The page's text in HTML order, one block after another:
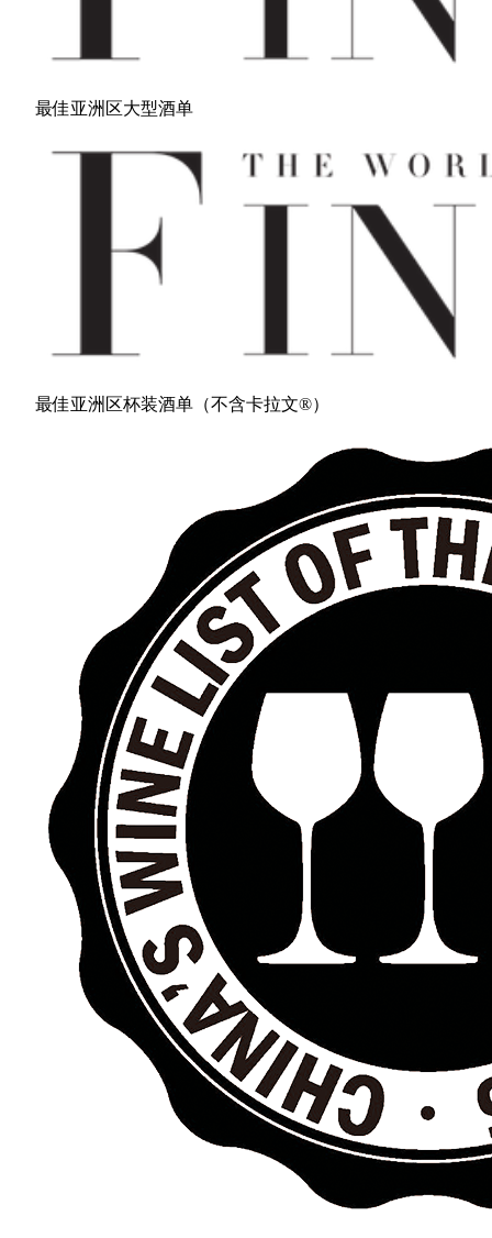
最佳亚洲区大型酒单
最佳亚洲区杯装酒单（不含卡拉文®）